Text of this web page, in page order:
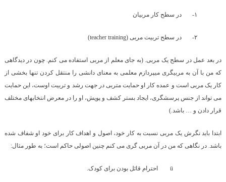
۱- در سطح کار مربیان
۲- در سطح تربیت مربی (teacher training)
در بعد عمل در سطح یک مربی. (به جای معلم از مربی استفاده می کنم. چون در دیدگاهی
که من با آن به مربی­گری می­پردازم معلمی به معنای دانشی را منتقل کردن تنها بخشی از
کار یک مربی است و عمده کار او حمایت متربی در جهت رشد و تربیت اوست، این حمایت
می تواند از جنس پرسش­گری، ایجاد بستر کشف و پویش، او را در معرض انتخاب­های مختلف
قرار دادن و … باشد.)
ابتدا باید نگرش یک مربی نسبت به کار خود، اصول و اهداف کار برای خود او شفاف شده
باشد. در نگاهی که من در آن مربی گری می کنم چنین اصولی حاکم است؛ به طور مثال:
ü احترام قائل بودن برای کودک.